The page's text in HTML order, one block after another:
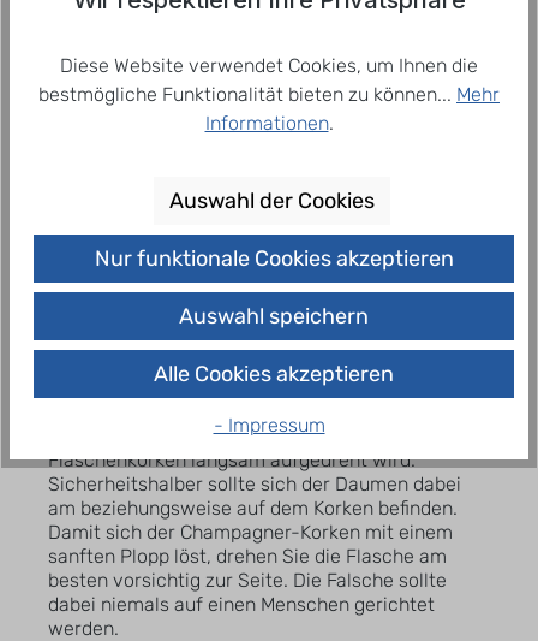
Wichtigkeit zukommen lässt. Der Hochzeitstag,
ein gemütlicher Abend mit dem Partner oder ein
Jahrestag ist ein idealer Moment für einen
köstlichen Champagner, genauso wie eine große
Champagner stilecht servieren
Wer Champagner online gekauft hat, möchte
diesen zum feierlichen Anlass natürlich auch
richtig servieren. Das perfekte Servieren beginnt
bereits beim fachmännischen Entkorken der
Champagnerflasche. Ähnlich wie beim Sekt sollte
werden, während der fixierende Draht am
Flaschenkorken langsam aufgedreht wird.
Sicherheitshalber sollte sich der Daumen dabei
am beziehungsweise auf dem Korken befinden.
Damit sich der Champagner-Korken mit einem
sanften Plopp löst, drehen Sie die Flasche am
besten vorsichtig zur Seite. Die Falsche sollte
dabei niemals auf einen Menschen gerichtet
werden.
Diese Website verwendet Cookies, um Ihnen die
bestmögliche Funktionalität bieten zu können... Mehr
Informationen.
Auswahl der Cookies
Nur funktionale Cookies akzeptieren
Auswahl speichern
Alle Cookies akzeptieren
- Impressum